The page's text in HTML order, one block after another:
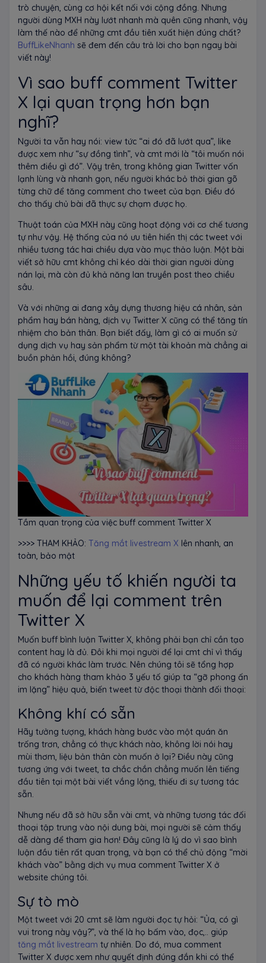
trò chuyện, cùng cơ hội kết nối với cộng đồng. Nhưng
người dùng MXH này lướt nhanh mà quên cũng nhanh, vậy
làm thế nào để những cmt đầu tiên xuất hiện đúng chất?
BuffLikeNhanh sẽ đem đến câu trả lời cho bạn ngay bài
viết này!
Vì sao buff comment Twitter
X lại quan trọng hơn bạn
nghĩ?
Người ta vẫn hay nói: view tức “ai đó đã lướt qua”, like
được xem như “sự đồng tình”, và cmt mới là “tôi muốn nói
thêm điều gì đó”. Vậy trên, trong không gian Twitter vốn
lạnh lùng và nhanh gọn, nếu người khác bỏ thời gian gõ
từng chữ để tăng comment cho tweet của bạn. Điều đó
cho thấy chủ bài đã thực sự chạm được họ.
Thuật toán của MXH này cũng hoạt động với cơ chế tương
tự như vậy. Hệ thống của nó ưu tiên hiển thị các tweet với
nhiều tương tác hai chiều dựa vào mục thảo luận. Một bài
viết sở hữu cmt không chỉ kéo dài thời gian người dùng
nán lại, mà còn đủ khả năng lan truyền post theo chiều
sâu.
Và với những ai đang xây dựng thương hiệu cá nhân, sản
phẩm hay bán hàng, dịch vụ Twitter X cũng có thể tăng tín
nhiệm cho bản thân. Bạn biết đấy, làm gì có ai muốn sử
dụng dịch vụ hay sản phẩm từ một tài khoản mà chẳng ai
buồn phản hồi, đúng không?
Tầm quan trọng của việc buff comment Twitter X
>>>> THAM KHẢO: Tăng mắt livestream X lên nhanh, an
toàn, bảo mật
Những yếu tố khiến người ta
muốn để lại comment trên
Twitter X
Muốn buff bình luận Twitter X, không phải bạn chỉ cần tạo
content hay là đủ. Đôi khi mọi người để lại cmt chỉ vì thấy
đã có người khác làm trước. Nên chúng tôi sẽ tổng hợp
cho khách hàng tham khảo 3 yếu tố giúp ta “gỡ phong ấn
im lặng” hiệu quả, biến tweet từ độc thoại thành đối thoại:
Không khí có sẵn
Hãy tưởng tượng, khách hàng bước vào một quán ăn
trống trơn, chẳng có thực khách nào, không lời nói hay
mùi thơm, liệu bản thân còn muốn ở lại? Điều này cũng
tương ứng với tweet, ta chắc chắn chẳng muốn lên tiếng
đầu tiên tại một bài viết vắng lặng, thiếu đi sự tương tác
sẵn.
Nhưng nếu đã sở hữu sẵn vài cmt, và những tương tác đối
thoại tập trung vào nội dung bài, mọi người sẽ cảm thấy
dễ dàng để tham gia hơn! Đây cũng là lý do vì sao bình
luận đầu tiên rất quan trọng, và bạn có thể chủ động “mời
khách vào” bằng dịch vụ mua comment Twitter X ở
website chúng tôi.
Sự tò mò
Một tweet với 20 cmt sẽ làm người đọc tự hỏi: “Ủa, có gì
vui trong này vậy?”, và thế là họ bấm vào, đọc,.. giúp
tăng mắt livestream tự nhiên. Do đó, mua comment
Twitter X được xem như quyết định đúng đắn khi có thể